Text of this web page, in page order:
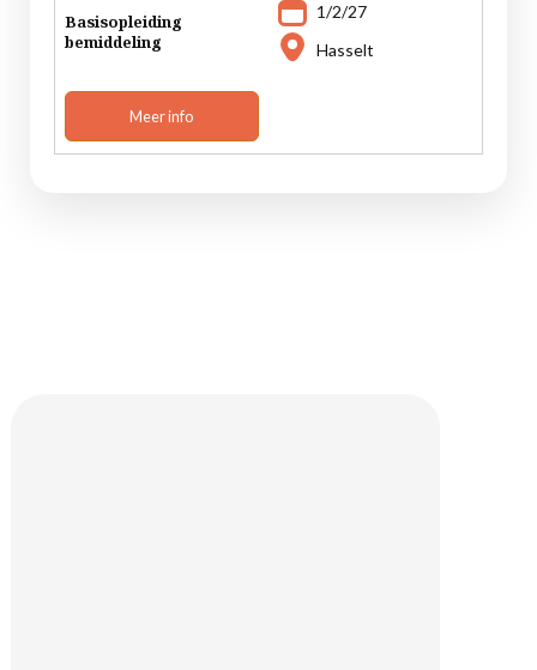
1/2/27
Hasselt
Basisopleiding
bemiddeling
Meer info